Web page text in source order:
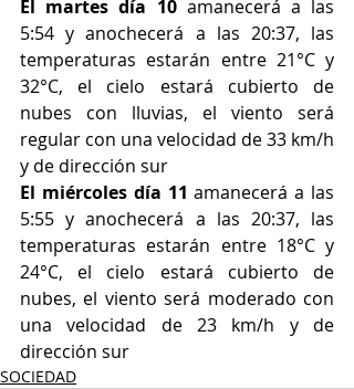
El martes día 10 amanecerá a las
5:54 y anochecerá a las 20:37, las
temperaturas estarán entre 21°C y
32°C, el cielo estará cubierto de
nubes con lluvias, el viento será
regular con una velocidad de 33 km/h
y de dirección sur
El miércoles día 11 amanecerá a las
5:55 y anochecerá a las 20:37, las
temperaturas estarán entre 18°C y
24°C, el cielo estará cubierto de
nubes, el viento será moderado con
una velocidad de 23 km/h y de
dirección sur
SOCIEDAD